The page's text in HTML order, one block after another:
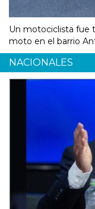
Un motociclista fue
moto en el barrio
NACIONALES